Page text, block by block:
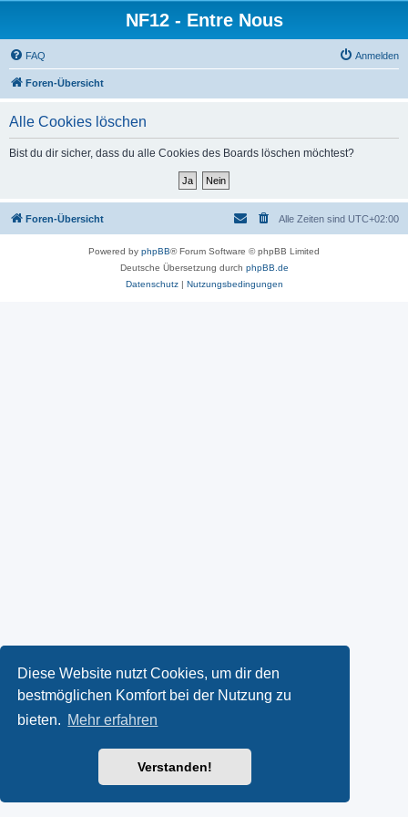
Diese Website nutzt Cookies, um dir den
bestmöglichen Komfort bei der Nutzung zu
bieten. Mehr erfahren
Verstanden!
NF12 - Entre Nous
FAQ Anmelden
Foren-Übersicht
Alle Cookies löschen
Bist du dir sicher, dass du alle Cookies des Boards löschen möchtest?
Foren-Übersicht Alle Zeiten sind UTC+02:00
Powered by phpBB® Forum Software © phpBB Limited
Deutsche Übersetzung durch phpBB.de
Datenschutz| Nutzungsbedingungen